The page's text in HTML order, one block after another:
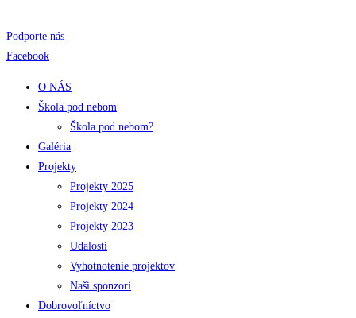
to
content
Podporte nás
Facebook
O NÁS
Škola pod nebom
Škola pod nebom?
Galéria
Projekty
Projekty 2025
Projekty 2024
Projekty 2023
Udalosti
Vyhotnotenie projektov
Naši sponzori
Dobrovoľníctvo